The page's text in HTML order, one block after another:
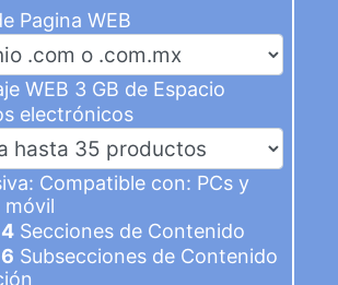
Pagina WEB
WEB 3 GB de Espacio
electrónicos
Compatible con: PCs y
4 Secciones de Contenido
6 Subsecciones de Contenido